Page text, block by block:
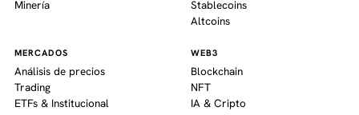
Minería
Stablecoins
Altcoins
MERCADOS
Análisis de precios
Trading
ETFs & Institucional
WEB3
Blockchain
NFT
IA & Cripto